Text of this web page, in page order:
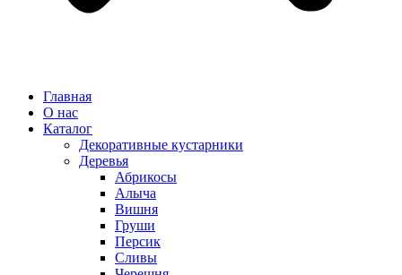
Главная
О нас
Каталог
Декоративные кустарники
Деревья
Абрикосы
Алыча
Вишня
Груши
Персик
Сливы